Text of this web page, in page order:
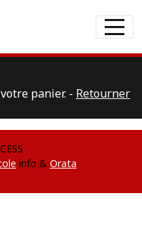
panier. - Retourner
info & Orata